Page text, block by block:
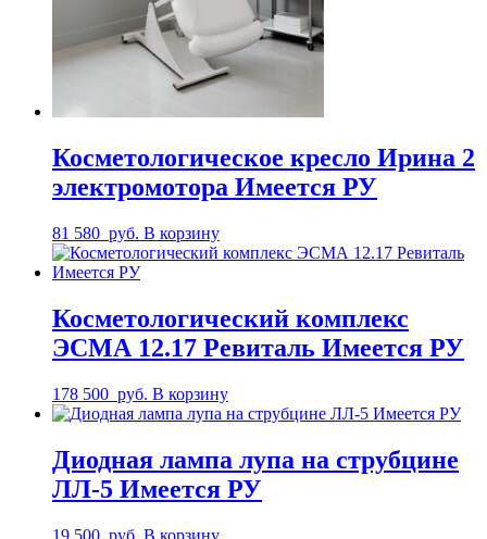
Косметологическое кресло Ирина 2
электромотора Имеется РУ
81 580 руб. В корзину
Косметологический комплекс
ЭСМА 12.17 Ревиталь Имеется РУ
178 500 руб. В корзину
Диодная лампа лупа на струбцине
ЛЛ-5 Имеется РУ
19 500 руб. В корзину